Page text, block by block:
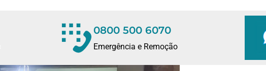
0800 500 6070
Emergência e Remoção